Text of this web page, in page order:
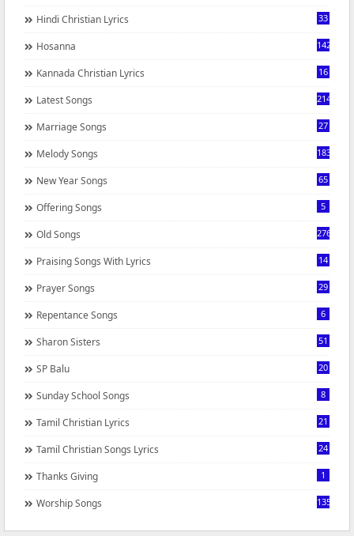
Hindi Christian Lyrics 33
Hosanna 142
Kannada Christian Lyrics 16
Latest Songs 214
Marriage Songs 27
Melody Songs 183
New Year Songs 65
Offering Songs 5
Old Songs 276
Praising Songs With Lyrics 14
Prayer Songs 29
Repentance Songs 6
Sharon Sisters 51
SP Balu 20
Sunday School Songs 8
Tamil Christian Lyrics 21
Tamil Christian Songs Lyrics 24
Thanks Giving 1
Worship Songs 1350